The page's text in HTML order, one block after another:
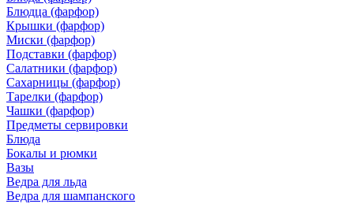
Блюдца (фарфор)
Крышки (фарфор)
Миски (фарфор)
Подставки (фарфор)
Салатники (фарфор)
Сахарницы (фарфор)
Тарелки (фарфор)
Чашки (фарфор)
Предметы сервировки
Блюда
Бокалы и рюмки
Вазы
Ведра для льда
Ведра для шампанского